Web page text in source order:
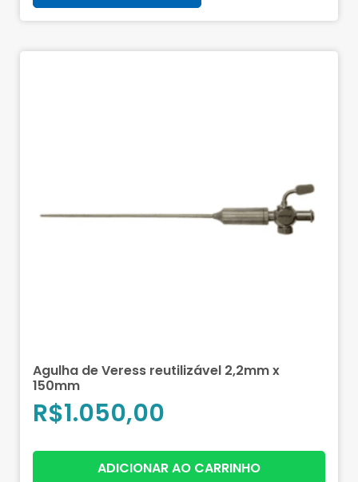
Agulha de Veress reutilizável 2,2mm x
150mm
R$1.050,00
ADICIONAR AO CARRINHO